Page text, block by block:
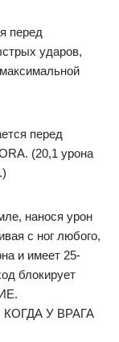
перед
ударов,
перед
(20,1 урона
нанося урон
с ног любого,
и имеет 25-
блокирует
У ВРАГА